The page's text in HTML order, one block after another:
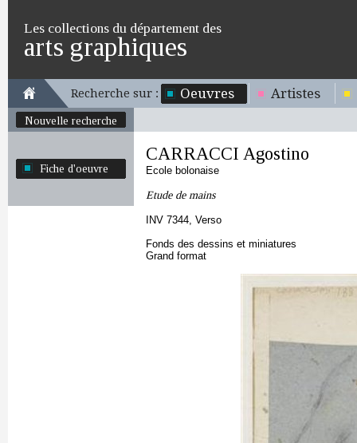
Les collections du département des
arts graphiques
Recherche sur : Oeuvres Artistes
Nouvelle recherche
Fiche d'oeuvre
CARRACCI Agostino
Ecole bolonaise
Etude de mains
INV 7344, Verso
Fonds des dessins et miniatures
Grand format